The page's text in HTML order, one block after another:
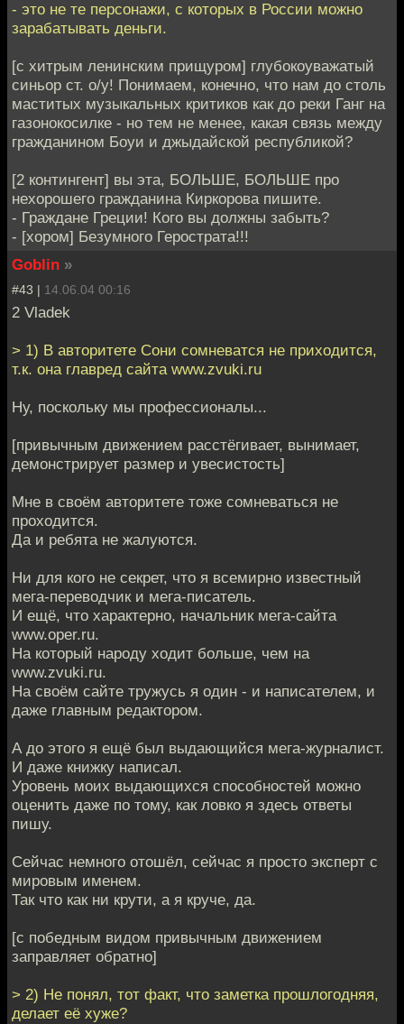
- это не те персонажи, с которых в России можно
зарабатывать деньги.
[с хитрым ленинским прищуром] глубокоуважатый
синьор ст. о/у! Понимаем, конечно, что нам до столь
маститых музыкальных критиков как до реки Ганг на
газонокосилке - но тем не менее, какая связь между
гражданином Боуи и джыдайской республикой?
[2 контингент] вы эта, БОЛЬШЕ, БОЛЬШЕ про
нехорошего гражданина Киркорова пишите.
- Граждане Греции! Кого вы должны забыть?
- [хором] Безумного Герострата!!!
Goblin »
#43 | 14.06.04 00:16
2 Vladek
> 1) В авторитете Сони сомневатся не приходится,
т.к. она главред сайта www.zvuki.ru
Ну, поскольку мы профессионалы...
[привычным движением расстёгивает, вынимает,
демонстрирует размер и увесистость]
Мне в своём авторитете тоже сомневаться не
проходится.
Да и ребята не жалуются.
Ни для кого не секрет, что я всемирно известный
мега-переводчик и мега-писатель.
И ещё, что характерно, начальник мега-сайта
www.oper.ru.
На который народу ходит больше, чем на
www.zvuki.ru.
На своём сайте тружусь я один - и написателем, и
даже главным редактором.
А до этого я ещё был выдающийся мега-журналист.
И даже книжку написал.
Уровень моих выдающихся способностей можно
оценить даже по тому, как ловко я здесь ответы
пишу.
Сейчас немного отошёл, сейчас я просто эксперт с
мировым именем.
Так что как ни крути, а я круче, да.
[с победным видом привычным движением
заправляет обратно]
> 2) Не понял, тот факт, что заметка прошлогодняя,
делает её хуже?